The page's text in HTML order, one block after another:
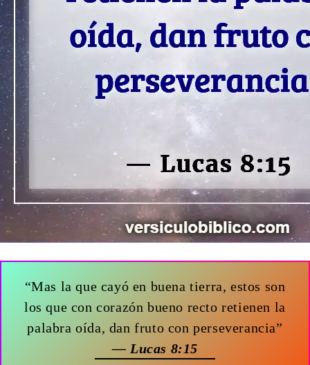
“Mas la que cayó en buena tierra, estos son
los que con corazón bueno recto retienen la
palabra oída, dan fruto con perseverancia”
— Lucas 8:15